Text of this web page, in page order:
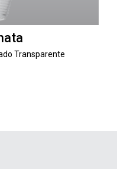
Transparente